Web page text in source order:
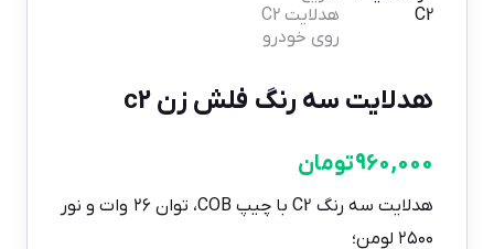
هدلایت سه رنگ فلش زن c2
960,000تومان
هدلایت سه رنگ C2 با چیپ COB، توان ۲۶ وات و نور
۲۵۰۰ لومن؛